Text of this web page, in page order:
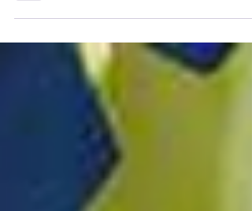
Inkompetenz trifft